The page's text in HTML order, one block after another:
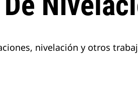
nivelación y otros